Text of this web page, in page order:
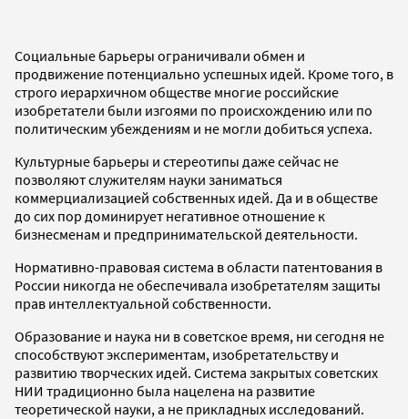
Социальные барьеры ограничивали обмен и
продвижение потенциально успешных идей. Кроме того, в
строго иерархичном обществе многие российские
изобретатели были изгоями по происхождению или по
политическим убеждениям и не могли добиться успеха.
Культурные барьеры и стереотипы даже сейчас не
позволяют служителям науки заниматься
коммерциализацией собственных идей. Да и в обществе
до сих пор доминирует негативное отношение к
бизнесменам и предпринимательской деятельности.
Нормативно-правовая система в области патентования в
России никогда не обеспечивала изобретателям защиты
прав интеллектуальной собственности.
Образование и наука ни в советское время, ни сегодня не
способствуют экспериментам, изобретательству и
развитию творческих идей. Система закрытых советских
НИИ традиционно была нацелена на развитие
теоретической науки, а не прикладных исследований.